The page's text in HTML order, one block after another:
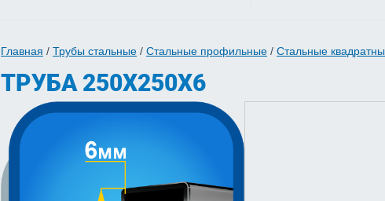
Главная / Трубы стальные / Стальные профильные / Стальные
ТРУБА 250Х250Х6